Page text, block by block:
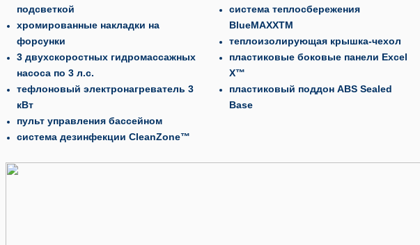
подсветкой
хромированные накладки на
форсунки
3 двухскоростных гидромассажных
насоса по 3 л.с.
тефлоновый электронагреватель 3
кВт
пульт управления бассейном
система дезинфекции CleanZone™
система теплосбережения
BlueMAXXTM
теплоизолирующая крышка-чехол
пластиковые боковые панели Excel
X™
пластиковый поддон ABS Sealed
Base